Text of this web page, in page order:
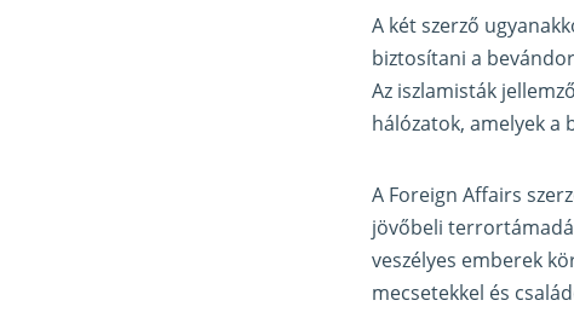
A két szerző
biztosítani a
Az iszlamisták
hálózatok, amelyek a
A Foreign Affairs
jövőbeli
veszélyes emberek
mecsetekkel és